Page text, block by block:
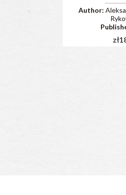
Author: